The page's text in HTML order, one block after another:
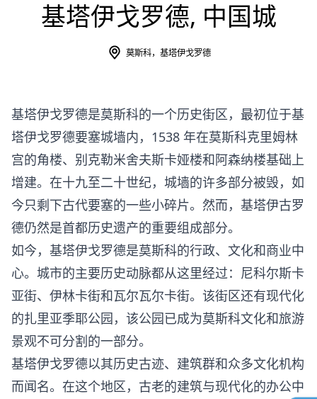
基塔伊戈罗德, 中国城
莫斯科，基塔伊戈罗德
基塔伊戈罗德是莫斯科的一个历史街区，最初位于基
塔伊戈罗德要塞城墙内，1538 年在莫斯科克里姆林
宫的角楼、别克勒米舍夫斯卡娅楼和阿森纳楼基础上
增建。在十九至二十世纪，城墙的许多部分被毁，如
今只剩下古代要塞的一些小碎片。然而，基塔伊古罗
德仍然是首都历史遗产的重要组成部分。
如今，基塔伊戈罗德是莫斯科的行政、文化和商业中
心。城市的主要历史动脉都从这里经过：尼科尔斯卡
亚街、伊林卡街和瓦尔瓦尔卡街。该街区还有现代化
的扎里亚季耶公园，该公园已成为莫斯科文化和旅游
景观不可分割的一部分。
基塔伊戈罗德以其历史古迹、建筑群和众多文化机构
而闻名。在这个地区，古老的建筑与现代化的办公中